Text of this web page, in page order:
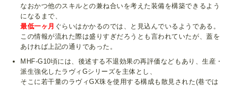
なおかつ他のスキルとの兼ね合いを考えた装備を構築できるよう
になるまで、
最低一ヶ月 ぐらいはかかるのでは、と見込んでいるようである。
この情報が流れた際は盛りすぎだろうとも言われていたが、蓋を
あければ上記の通りであった。
MHF-G10頃には、後述する不退効果の再評価などもあり、生産・
派生強化したラヴィGシリーズを主体とし、
そこに若干量のラヴィGX珠を使用する構成も散見された(巷では